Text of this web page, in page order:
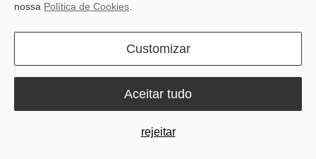
Higher Precision, Less
nossa Política de Cookies
Customizar
rejeitar
Aceitar tudo